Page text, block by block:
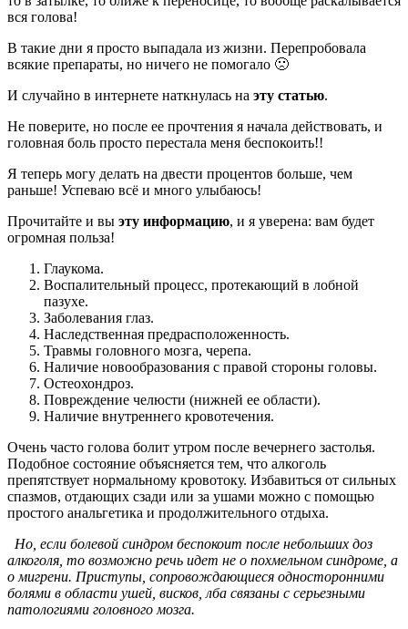
вся голова!
В такие дни я просто выпадала из жизни. Перепробовала
всякие препараты, но ничего не помогало 🙁
И случайно в интернете наткнулась на эту статью.
Не поверите, но после ее прочтения я начала действовать, и
головная боль просто перестала меня беспокоить!!
Я теперь могу делать на двести процентов больше, чем
раньше! Успеваю всё и много улыбаюсь!
Прочитайте и вы эту информацию, и я уверена: вам будет
огромная польза!
Глаукома.
Воспалительный процесс, протекающий в лобной
пазухе.
Заболевания глаз.
Наследственная предрасположенность.
Травмы головного мозга, черепа.
Наличие новообразования с правой стороны головы.
Остеохондроз.
Повреждение челюсти (нижней ее области).
Наличие внутреннего кровотечения.
Очень часто голова болит утром после вечернего застолья.
Подобное состояние объясняется тем, что алкоголь
препятствует нормальному кровотоку. Избавиться от сильных
спазмов, отдающих сзади или за ушами можно с помощью
простого анальгетика и продолжительного отдыха.
Но, если болевой синдром беспокоит после небольших доз
алкоголя, то возможно речь идет не о похмельном синдроме, а
о мигрени. Приступы, сопровождающиеся односторонними
болями в области ушей, висков, лба связаны с серьезными
патологиями головного мозга.